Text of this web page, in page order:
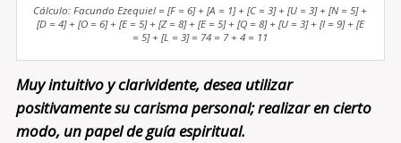
Cálculo: Facundo Ezequiel = [F = 6] + [A = 1] + [C = 3] + [U = 3] + [N = 5] +
[D = 4] + [O = 6] + [E = 5] + [Z = 8] + [E = 5] + [Q = 8] + [U = 3] + [I = 9] + [E
= 5] + [L = 3] = 74 = 7 + 4 = 11
Muy intuitivo y clarividente, desea utilizar
positivamente su carisma personal; realizar en cierto
modo, un papel de guía espiritual.